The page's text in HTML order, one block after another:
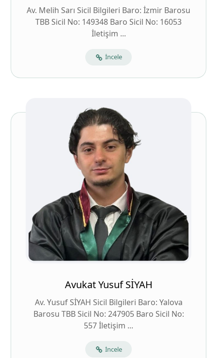
Av. Melih Sarı Sicil Bilgileri Baro: İzmir Barosu
TBB Sicil No: 149348 Baro Sicil No: 16053
İletişim ...
İncele
Avukat Yusuf SİYAH
Av. Yusuf SİYAH Sicil Bilgileri Baro: Yalova
Barosu TBB Sicil No: 247905 Baro Sicil No:
557 İletişim ...
İncele